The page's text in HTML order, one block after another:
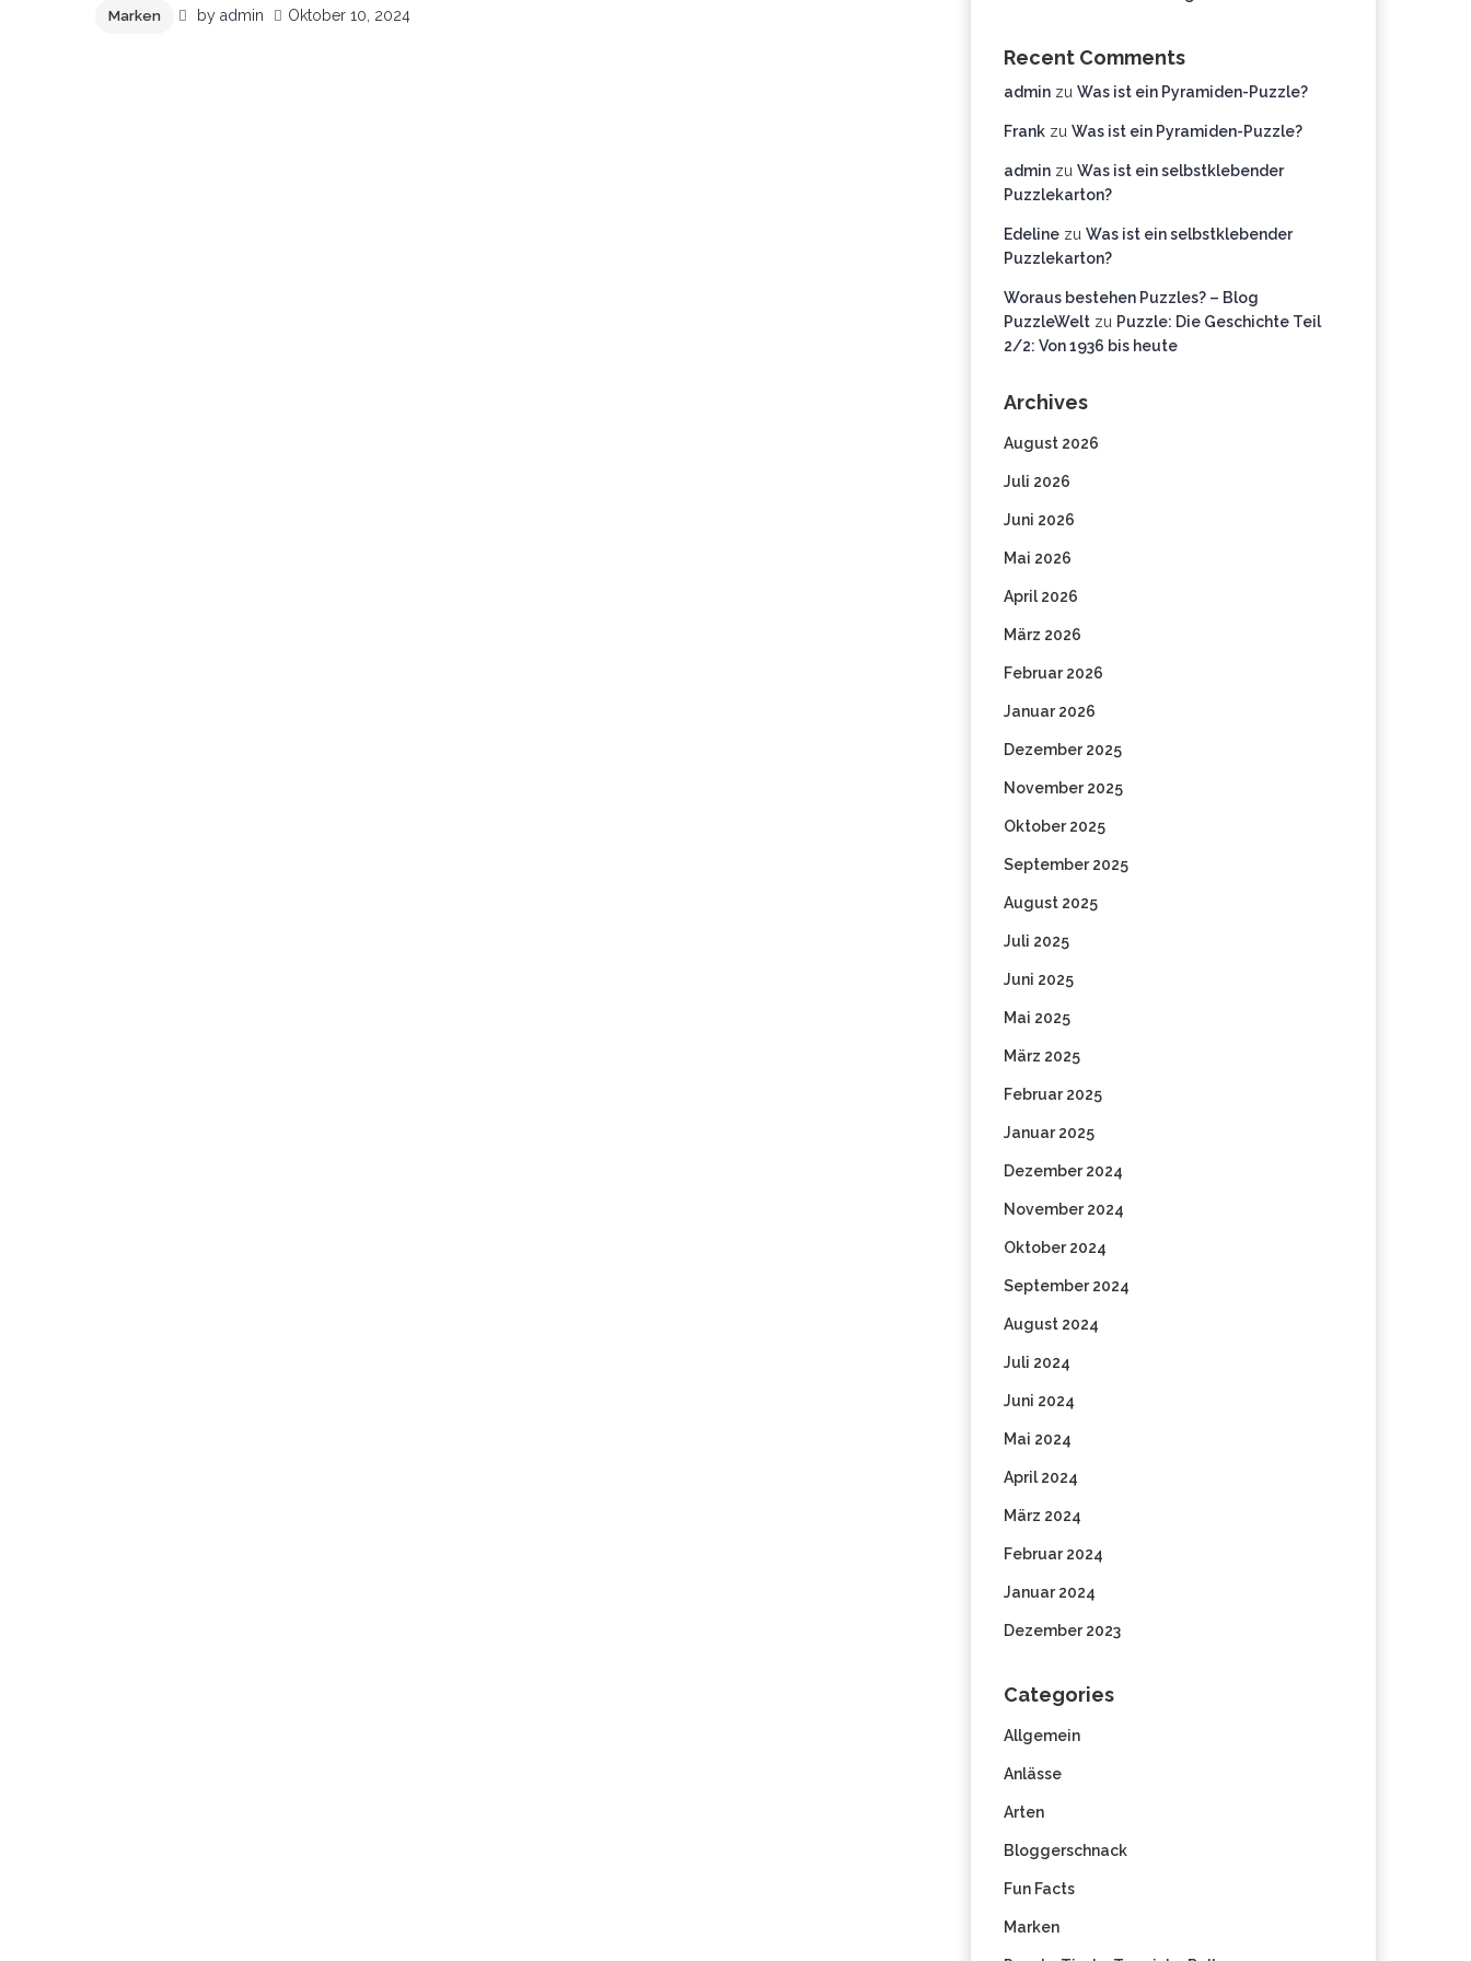
Marken by admin Oktober 10, 2024
Recent Comments
admin zu Was ist ein Pyramiden-Puzzle?
Frank zu Was ist ein Pyramiden-Puzzle?
admin zu Was ist ein selbstklebender
Puzzlekarton?
Edeline zu Was ist ein selbstklebender
Puzzlekarton?
Woraus bestehen Puzzles? – Blog
PuzzleWelt zu Puzzle: Die Geschichte Teil
2/2: Von 1936 bis heute
Archives
August 2026
Juli 2026
Juni 2026
Mai 2026
April 2026
März 2026
Februar 2026
Januar 2026
Dezember 2025
November 2025
Oktober 2025
September 2025
August 2025
Juli 2025
Juni 2025
Mai 2025
März 2025
Februar 2025
Januar 2025
Dezember 2024
November 2024
Oktober 2024
September 2024
August 2024
Juli 2024
Juni 2024
Mai 2024
April 2024
März 2024
Februar 2024
Januar 2024
Dezember 2023
Categories
Allgemein
Anlässe
Arten
Bloggerschnack
Fun Facts
Marken